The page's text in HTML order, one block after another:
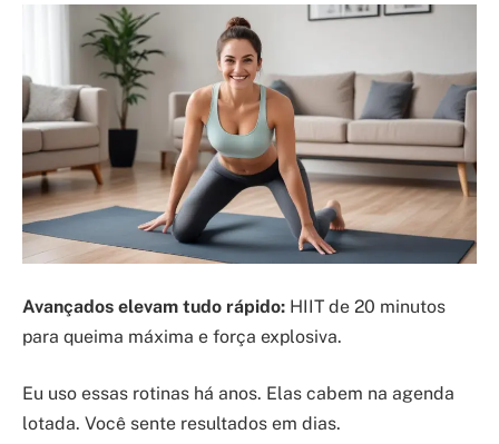
Avançados elevam tudo rápido: HIIT de 20 minutos
para queima máxima e força explosiva.
Eu uso essas rotinas há anos. Elas cabem na agenda
lotada. Você sente resultados em dias.